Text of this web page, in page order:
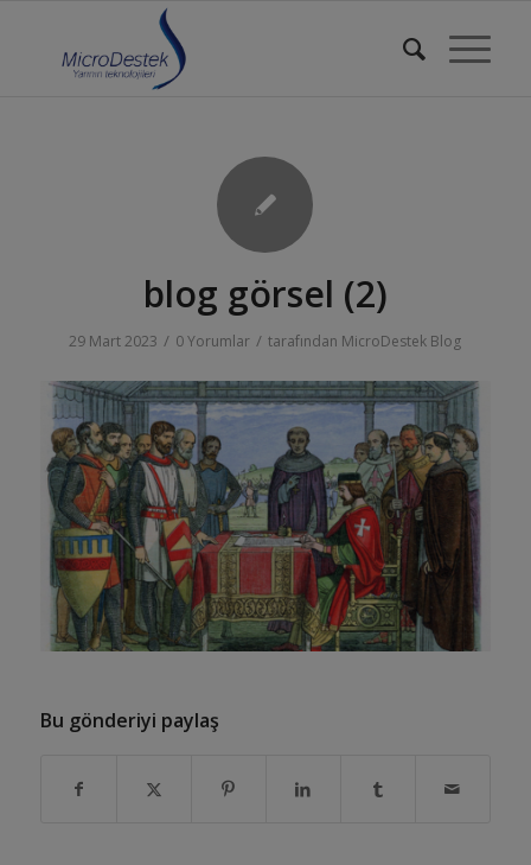
blog görsel (2)
29 Mart 2023 / 0 Yorumlar / tarafından MicroDestek Blog
Bu gönderiyi paylaş